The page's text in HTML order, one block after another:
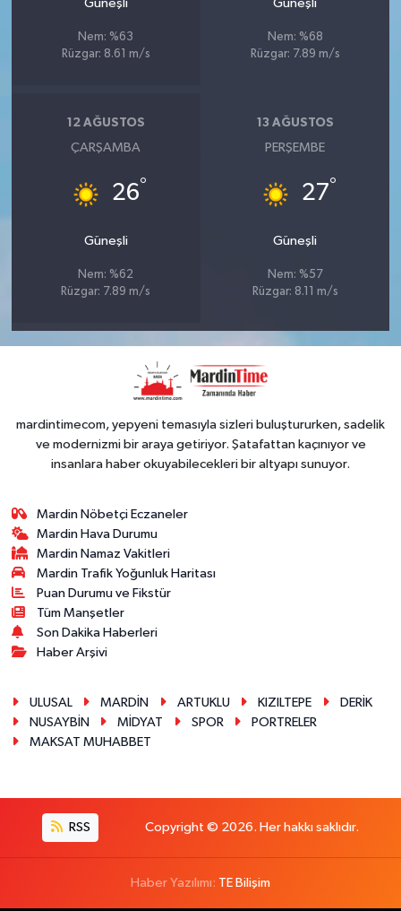
Güneşli
Nem: %63
Rüzgar: 8.61 m/s
Güneşli
Nem: %68
Rüzgar: 7.89 m/s
12 AĞUSTOS
ÇARŞAMBA
26°
Güneşli
Nem: %62
Rüzgar: 7.89 m/s
13 AĞUSTOS
PERŞEMBE
27°
Güneşli
Nem: %57
Rüzgar: 8.11 m/s
mardintimecom, yepyeni temasıyla sizleri buluştururken, sadelik
ve modernizmi bir araya getiriyor. Şatafattan kaçınıyor ve
insanlara haber okuyabilecekleri bir altyapı sunuyor.
Mardin Nöbetçi Eczaneler
Mardin Hava Durumu
Mardin Namaz Vakitleri
Mardin Trafik Yoğunluk Haritası
Puan Durumu ve Fikstür
Tüm Manşetler
Son Dakika Haberleri
Haber Arşivi
ULUSAL MARDİN ARTUKLU KIZILTEPE
DERİK
NUSAYBİN
MİDYAT SPOR
PORTRELER
MAKSAT MUHABBET
RSS Copyright © 2026. Her hakkı saklıdır.
Haber Yazılımı: TE Bilişim